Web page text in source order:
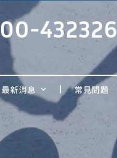
432326
最新消息 常見問題